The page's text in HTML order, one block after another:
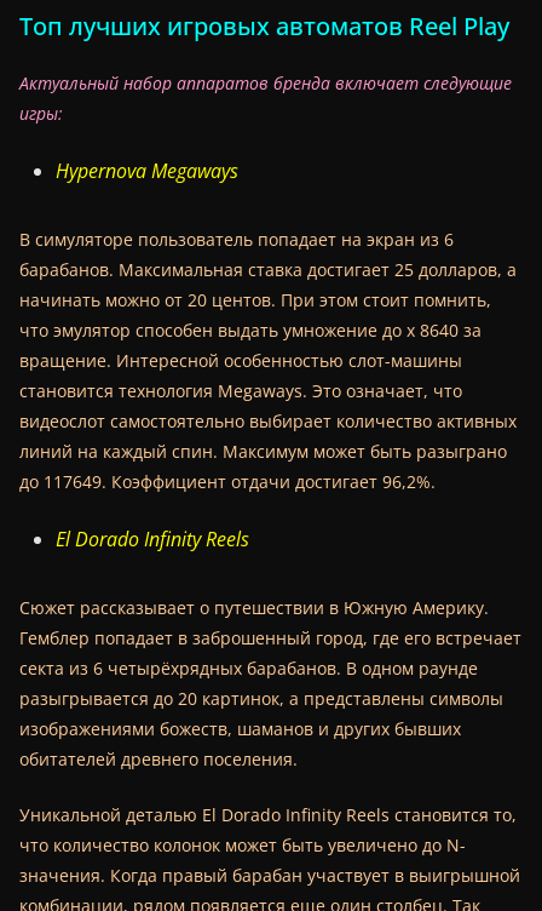
Топ лучших игровых автоматов Reel Play
Актуальный набор аппаратов бренда включает следующие
игры:
Hypernova Megaways
В симуляторе пользователь попадает на экран из 6
барабанов. Максимальная ставка достигает 25 долларов, а
начинать можно от 20 центов. При этом стоит помнить,
что эмулятор способен выдать умножение до х 8640 за
вращение. Интересной особенностью слот-машины
становится технология Megaways. Это означает, что
видеослот самостоятельно выбирает количество активных
линий на каждый спин. Максимум может быть разыграно
до 117649. Коэффициент отдачи достигает 96,2%.
El Dorado Infinity Reels
Сюжет рассказывает о путешествии в Южную Америку.
Гемблер попадает в заброшенный город, где его встречает
секта из 6 четырёхрядных барабанов. В одном раунде
разыгрывается до 20 картинок, а представлены символы
изображениями божеств, шаманов и других бывших
обитателей древнего поселения.
Уникальной деталью El Dorado Infinity Reels становится то,
что количество колонок может быть увеличено до N-
значения. Когда правый барабан участвует в выигрышной
комбинации, рядом появляется еще один столбец. Так